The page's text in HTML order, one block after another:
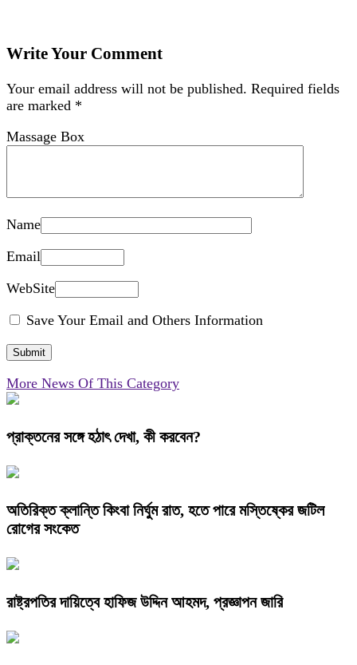
Write Your Comment
Your email address will not be published. Required fields
are marked *
Massage Box
Name
Email
WebSite
Save Your Email and Others Information
More News Of This Category
প্রাক্তনের সঙ্গে হঠাৎ দেখা, কী করবেন?
অতিরিক্ত ক্লান্তি কিংবা নির্ঘুম রাত, হতে পারে মস্তিষ্কের জটিল
রোগের সংকেত
রাষ্ট্রপতির দায়িত্বে হাফিজ উদ্দিন আহমদ, প্রজ্ঞাপন জারি